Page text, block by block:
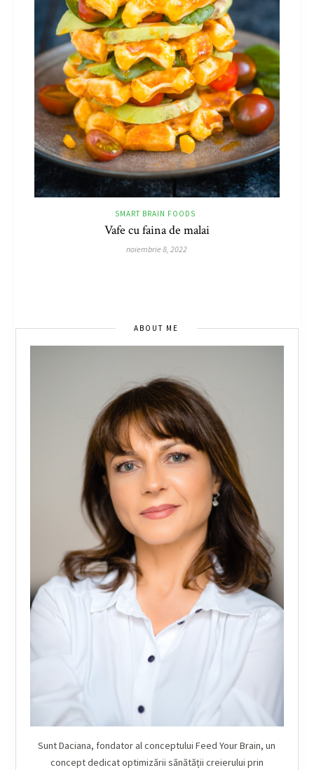
SMART BRAIN FOODS
Vafe cu faina de malai
noiembrie 8, 2022
ABOUT ME
Sunt Daciana, fondator al conceptului Feed Your Brain, un
concept dedicat optimizării sănătății creierului prin